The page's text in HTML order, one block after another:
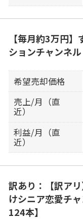
【毎月約3万円
ションチャンネル
希望売却価格
売上/月（直
近）
利益/月（直
近）
訳あり：【訳ア
けシニア恋愛チ
124本】